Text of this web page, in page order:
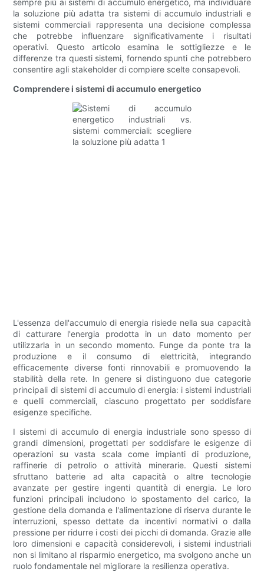
sempre più ai sistemi di accumulo energetico, ma individuare
la soluzione più adatta tra sistemi di accumulo industriali e
sistemi commerciali rappresenta una decisione complessa
che potrebbe influenzare significativamente i risultati
operativi. Questo articolo esamina le sottigliezze e le
differenze tra questi sistemi, fornendo spunti che potrebbero
consentire agli stakeholder di compiere scelte consapevoli.
Comprendere i sistemi di accumulo energetico
L'essenza dell'accumulo di energia risiede nella sua capacità
di catturare l'energia prodotta in un dato momento per
utilizzarla in un secondo momento. Funge da ponte tra la
produzione e il consumo di elettricità, integrando
efficacemente diverse fonti rinnovabili e promuovendo la
stabilità della rete. In genere si distinguono due categorie
principali di sistemi di accumulo di energia: i sistemi industriali
e quelli commerciali, ciascuno progettato per soddisfare
esigenze specifiche.
I sistemi di accumulo di energia industriale sono spesso di
grandi dimensioni, progettati per soddisfare le esigenze di
operazioni su vasta scala come impianti di produzione,
raffinerie di petrolio o attività minerarie. Questi sistemi
sfruttano batterie ad alta capacità o altre tecnologie
avanzate per gestire ingenti quantità di energia. Le loro
funzioni principali includono lo spostamento del carico, la
gestione della domanda e l'alimentazione di riserva durante le
interruzioni, spesso dettate da incentivi normativi o dalla
pressione per ridurre i costi dei picchi di domanda. Grazie alle
loro dimensioni e capacità considerevoli, i sistemi industriali
non si limitano al risparmio energetico, ma svolgono anche un
ruolo fondamentale nel migliorare la resilienza operativa.